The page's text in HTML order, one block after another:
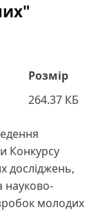
Розмір
264.37 КБ
Конкурсу
досліджень,
науково-
молодих